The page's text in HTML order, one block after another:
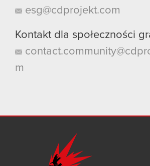
esg@cdprojekt.com
Kontakt dla społeczności
m